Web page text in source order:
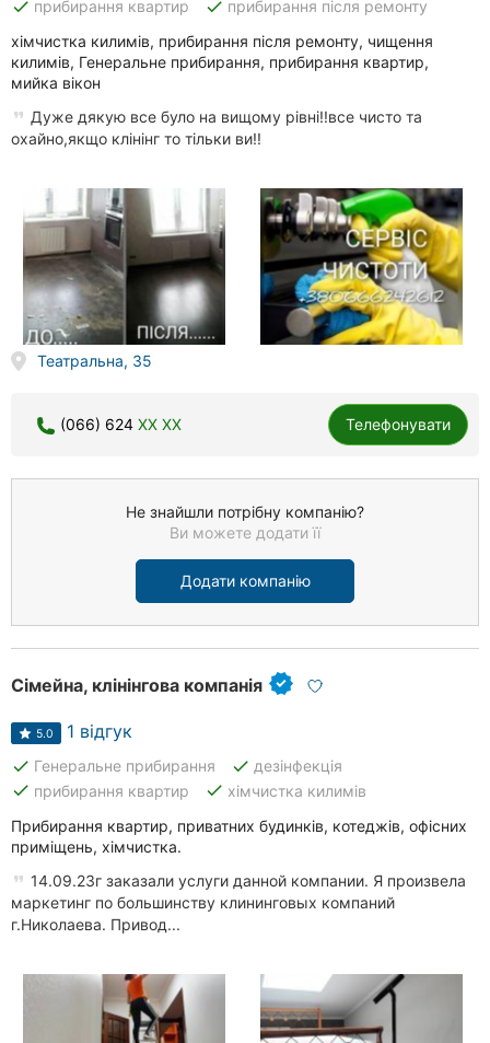
done прибирання квартир done прибирання після ремонту
хімчистка килимів, прибирання після ремонту, чищення
килимів, Генеральне прибирання, прибирання квартир,
мийка вікон
Дуже дякую все було на вищому рівні!!все чисто та
охайно,якщо клінінг то тільки ви!!
Театральна, 35
(066) 624 XX XX Телефонувати
Не знайшли потрібну компанію?
Ви можете додати її
Додати компанію
Сімейна, клінінгова компанія
5.0 1 відгук
done Генеральне прибирання done дезінфекція
done прибирання квартир done хімчистка килимів
Прибирання квартир, приватних будинків, котеджів, офісних
приміщень, хімчистка.
14.09.23г заказали услуги данной компании. Я произвела
маркетинг по большинству клининговых компаний
г.Николаева. Привод...